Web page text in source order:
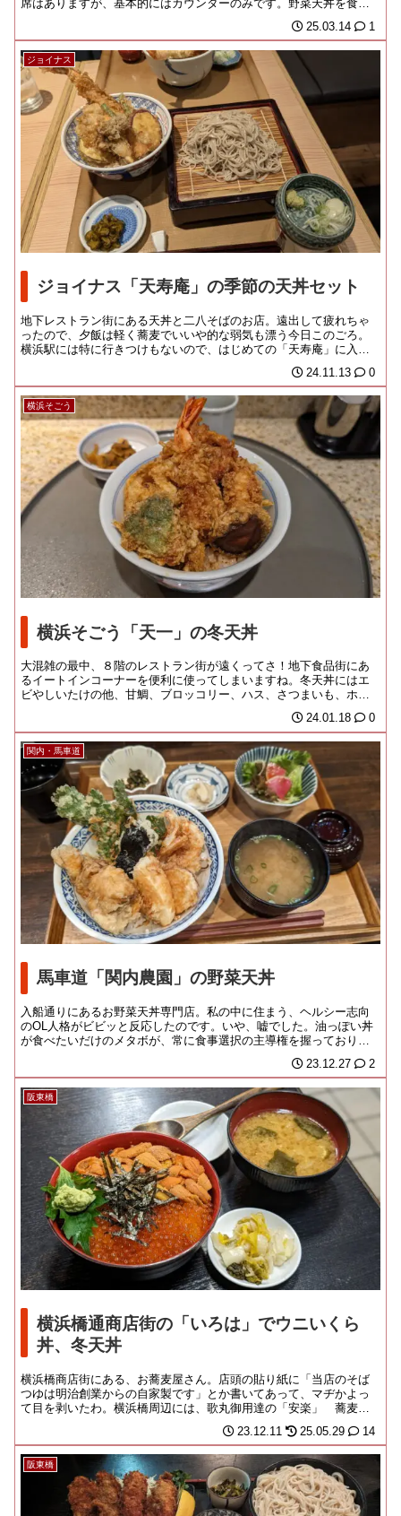
席はありますが、基本的にはカウンターのみです。野菜天丼を食べ
25.03.14 1
ジョイナス
ジョイナス「天寿庵」の季節の天丼セット
地下レストラン街にある天丼と二八そばのお店。遠出して疲れちゃ
ったので、夕飯は軽く蕎麦でいいや的な弱気も漂う今日このごろ。
横浜駅には特に行きつけもないので、はじめての「天寿庵」に入っ
24.11.13 0
横浜そごう
横浜そごう「天一」の冬天丼
大混雑の最中、８階のレストラン街が遠くってさ！地下食品街にあ
るイートインコーナーを便利に使ってしまいますね。冬天丼にはエ
ビやしいたけの他、甘鯛、ブロッコリー、ハス、さつまいも、ホタ
24.01.18 0
関内・馬車道
馬車道「関内農園」の野菜天丼
入船通りにあるお野菜天丼専門店。私の中に住まう、ヘルシー志向
のOL人格がビビッと反応したのです。いや、嘘でした。油っぽい丼
が食べたいだけのメタボが、常に食事選択の主導権を握っておりま
23.12.27 2
阪東橋
横浜橋通商店街の「いろは」でウニいくら
丼、冬天丼
横浜橋商店街にある、お蕎麦屋さん。店頭の貼り紙に「当店のそば
つゆは明治創業からの自家製です」とか書いてあって、マヂかよっ
て目を剥いたわ。横浜橋周辺には、歌丸御用達の「安楽」 蕎麦猪
23.12.11 25.05.29 14
阪東橋